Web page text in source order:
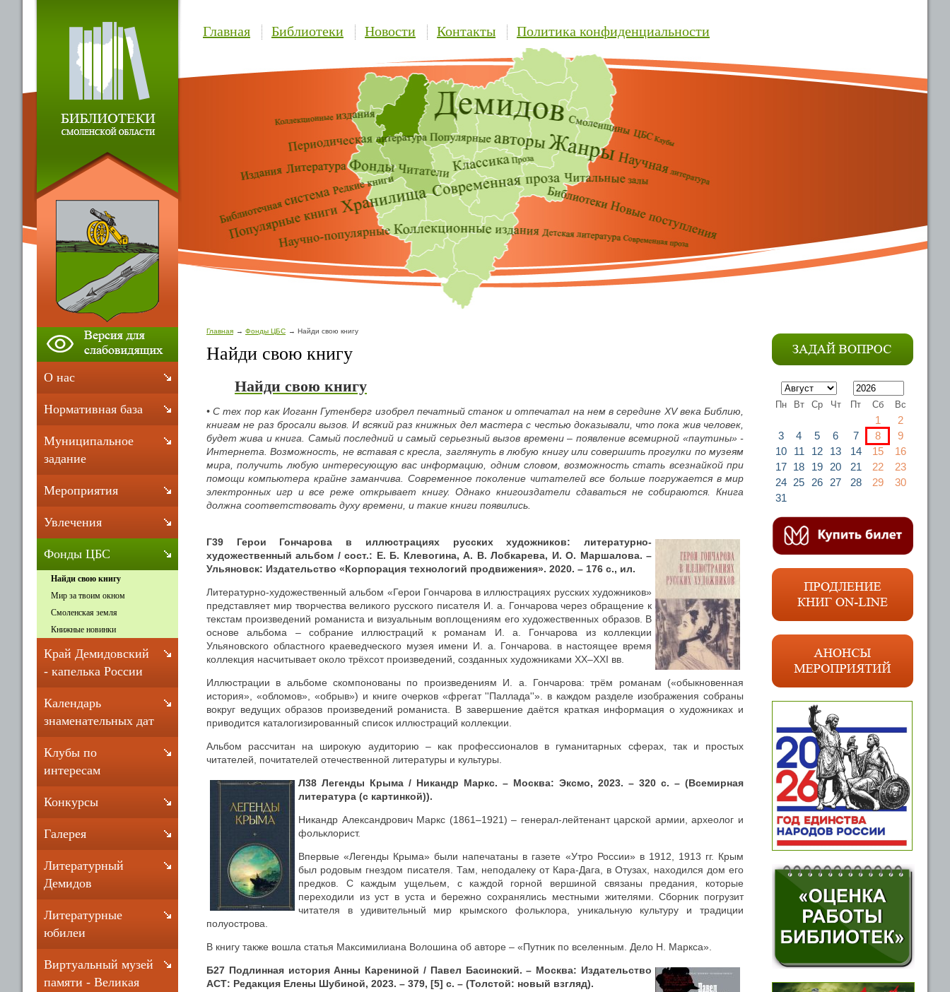
Главная Библиотеки Новости Контакты Политика конфиденциальности
Главная Фонды ЦБС Найди свою книгу
Найди свою книгу
Найди свою книгу
• С тех пор как Иоганн Гутенберг изобрел печатный станок и отпечатал на нем в середине XV века Библию,
книгам не раз бросали вызов. И всякий раз книжных дел мастера с честью доказывали, что пока жив человек,
будет жива и книга. Самый последний и самый серьезный вызов времени – появление всемирной «паутины» -
Интернета. Возможность, не вставая с кресла, заглянуть в любую книгу или совершить прогулки по музеям
мира, получить любую интересующую вас информацию, одним словом, возможность стать всезнайкой при
помощи компьютера крайне заманчива. Современное поколение читателей все больше погружается в мир
электронных игр и все реже открывает книгу. Однако книгоиздатели сдаваться не собираются. Книга
должна соответствовать духу времени, и такие книги появились.
Г39 Герои Гончарова в иллюстрациях русских художников: литературно-
художественный альбом / сост.: Е. Б. Клевогина, А. В. Лобкарева, И. О. Маршалова. –
Ульяновск: Издательство «Корпорация технологий продвижения». 2020. – 176 с., ил.
Литературно-художественный альбом «Герои Гончарова в иллюстрациях русских художников»
представляет мир творчества великого русского писателя И. а. Гончарова через обращение к
текстам произведений романиста и визуальным воплощениям его художественных образов. В
основе альбома – собрание иллюстраций к романам И. а. Гончарова из коллекции
Ульяновского областного краеведческого музея имени И. а. Гончарова. в настоящее время
коллекция насчитывает около трёхсот произведений, созданных художниками XХ–ХХI вв.
Иллюстрации в альбоме скомпонованы по произведениям И. а. Гончарова: трём романам («обыкновенная
история», «обломов», «обрыв») и книге очерков «фрегат ''Паллада''». в каждом разделе изображения собраны
вокруг ведущих образов произведений романиста. В завершение даётся краткая информация о художниках и
приводится каталогизированный список иллюстраций коллекции.
Альбом рассчитан на широкую аудиторию – как профессионалов в гуманитарных сферах, так и простых
читателей, почитателей отечественной литературы и культуры.
Л38 Легенды Крыма / Никандр Маркс. – Москва: Эксмо, 2023. – 320 с. – (Всемирная
литература (с картинкой)).
Никандр Александрович Маркс (1861–1921) – генерал-лейтенант царской армии, археолог и
фольклорист.
Впервые «Легенды Крыма» были напечатаны в газете «Утро России» в 1912, 1913 гг. Крым
был родовым гнездом писателя. Там, неподалеку от Кара-Дага, в Отузах, находился дом его
предков. С каждым ущельем, с каждой горной вершиной связаны предания, которые
переходили из уст в уста и бережно сохранялись местными жителями. Сборник погрузит
читателя в удивительный мир крымского фольклора, уникальную культуру и традиции
полуострова.
В книгу также вошла статья Максимилиана Волошина об авторе – «Путник по вселенным. Дело Н. Маркса».
Б27 Подлинная история Анны Карениной / Павел Басинский. – Москва: Издательство
АСТ: Редакция Елены Шубиной, 2023. – 379, [5] с. – (Толстой: новый взгляд).
О нас
Нормативная база
Муниципальное
задание
Мероприятия
Увлечения
Фонды ЦБС
Найди свою книгу
Мир за твоим окном
Смоленская земля
Книжные новинки
Край Демидовский
- капелька России
Календарь
знаменательных дат
Клубы по
интересам
Конкурсы
Галерея
Литературный
Демидов
Литературные
юбилеи
Виртуальный музей
памяти - Великая
Пн Вт Ср Чт Пт Сб Вс
1
2
3
4 5 6 7 8
9
10
11 12 13 14 15
16
17 18 19 20 21 22
23
24 25 26 27 28 29
30
31